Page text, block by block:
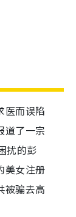
医而误陷
道了一宗
扰的彭
女注册
被骗去高